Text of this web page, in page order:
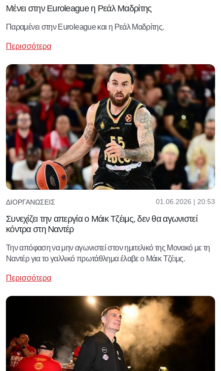
Μένει στην Euroleague η Ρεάλ Μαδρίτης
Παραμένει στην Euroleague και η Ρεάλ Μαδρίτης.
Περισσότερα
ΔΙΟΡΓΑΝΏΣΕΙΣ 01.06.2026 | 20:53
Συνεχίζει την απεργία ο Μάικ Τζέιμς, δεν θα αγωνιστεί
κόντρα στη Ναντέρ
Την απόφαση να μην αγωνιστεί στον ημιτελικό της Μονακό με τη
Ναντέρ για το γαλλικό πρωτάθλημα έλαβε ο Μάικ Τζέιμς.
Περισσότερα